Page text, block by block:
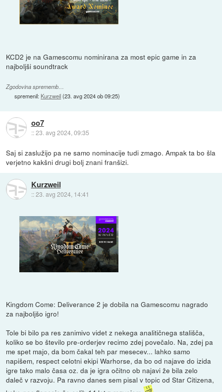
KCD2 je na Gamescomu nominirana za most epic game in za
najboljši soundtrack
Zgodovina sprememb…
spremenil: Kurzweil(23. avg 2024 ob 09:25)
oo7
::23. avg 2024, 09:35
Saj si zaslužijo pa ne samo nominacije tudi zmago. Ampak ta bo šla
verjetno kakšni drugi bolj znani franšizi.
Kurzweil
::23. avg 2024, 14:41
Kingdom Come: Deliverance 2 je dobila na Gamescomu nagrado
za najboljšo igro!
Tole bi bilo pa res zanimivo videt z nekega analitičnega stališča,
koliko se bo število pre-orderjev recimo zdej povečalo. Na, zdej pa
me spet majo, da bom čakal teh par mesecev... lahko samo
napišem, respect celotni ekipi Warhorse, da bo od najave do izida
igre tako malo časa oz. da je igra očitno ob najavi že bila zelo
daleč v razvoju. Pa ravno danes sem pisal v topic od Star Citizena,